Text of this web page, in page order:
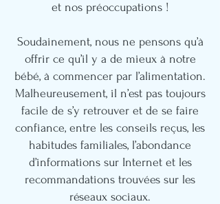
et nos préoccupations !
Soudainement, nous ne pensons qu’à
offrir ce qu’il y a de mieux à notre
bébé, à commencer par l’alimentation.
Malheureusement, il n’est pas toujours
facile de s’y retrouver et de se faire
confiance, entre les conseils reçus, les
habitudes familiales, l’abondance
d’informations sur Internet et les
recommandations trouvées sur les
réseaux sociaux.